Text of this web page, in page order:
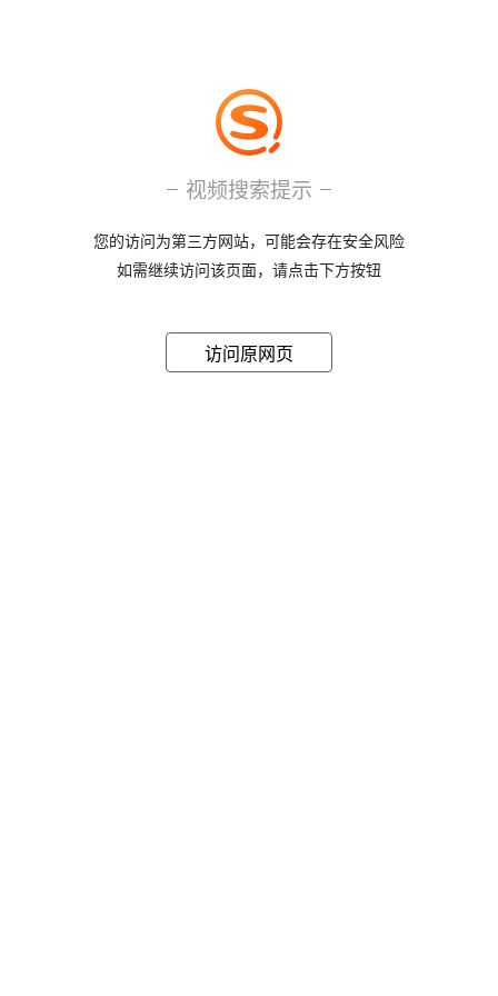
视频搜索提示
您的访问为第三方网站，可能会存在安全风险
如需继续访问该页面，请点击下方按钮
访问原网页